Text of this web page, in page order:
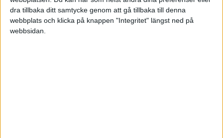
dra tillbaka ditt samtycke genom att gå tillbaka till denna
webbplats och klicka på knappen "Integritet" längst ned på
webbsidan.
Marknadsföring Marknadsföring sociala medier
Marknadsstrategi Konsult